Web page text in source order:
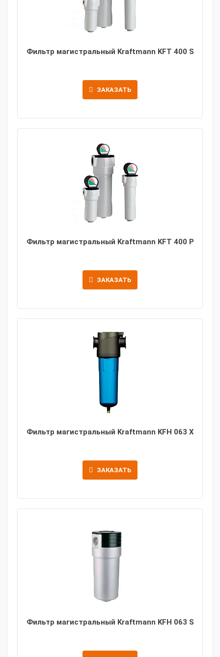
Фильтр магистральный Kraftmann KFT 400 S
ЗАКАЗАТЬ
Фильтр магистральный Kraftmann KFT 400 P
ЗАКАЗАТЬ
Фильтр магистральный Kraftmann KFH 063 X
ЗАКАЗАТЬ
Фильтр магистральный Kraftmann KFH 063 S